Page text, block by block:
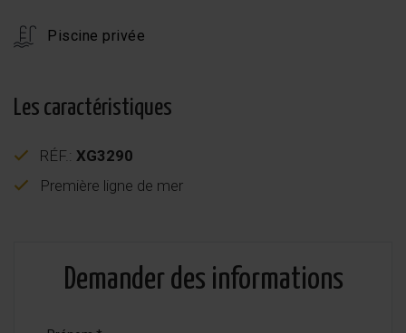
Piscine privée
Les caractéristiques
RÉF.: XG3290
Première ligne de mer
Demander des informations